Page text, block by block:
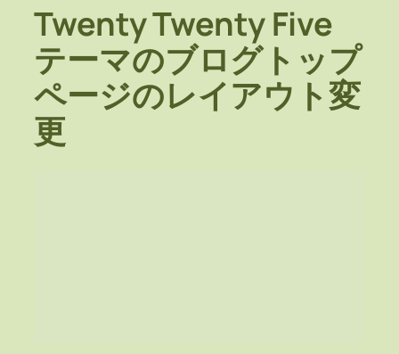
Twenty Twenty Five
テーマのブログトップ
ページのレイアウト変
更